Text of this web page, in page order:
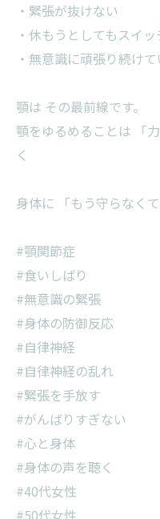
・緊張が抜けない
・休もうとしてもスイ
・無意識に頑張り続けて
顎は その最前線です。
顎をゆるめることは 「
く
身体に 「もう守らなく
#顎関節症
#食いしばり
#無意識の緊張
#身体の防御反応
#自律神経
#自律神経の乱れ
#緊張を手放す
#がんばりすぎない
#心と身体
#身体の声を聴く
#40代女性
#50代女性